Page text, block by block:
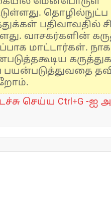
பதிவாவதில்
வாசகர்களின்
மாட்டார்கள்.
செய்ய Ctrl+G -ஐ